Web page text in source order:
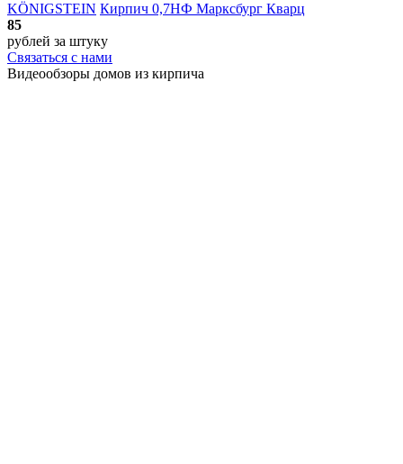
KÖNIGSTEIN Кирпич 0,7НФ Марксбург Кварц
85
рублей за штуку
Связаться с нами
Видеообзоры домов из кирпича